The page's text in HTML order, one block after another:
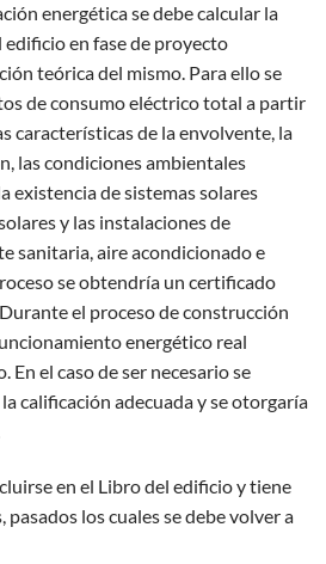
energética se debe calcular la
edificio en fase de proyecto
teórica del mismo. Para ello se
de consumo eléctrico total a partir
características de la envolvente, la
las condiciones ambientales
existencia de sistemas solares
y las instalaciones de
sanitaria, aire acondicionado e
se obtendría un certificado
el proceso de construcción
energético real
En el caso de ser necesario se
calificación adecuada y se otorgaría
en el Libro del edificio y tiene
pasados los cuales se debe volver a